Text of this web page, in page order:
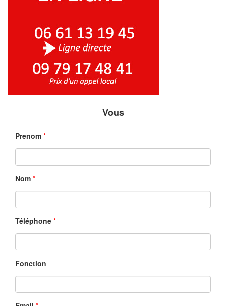
Vous
Prenom *
Nom *
Téléphone *
Fonction